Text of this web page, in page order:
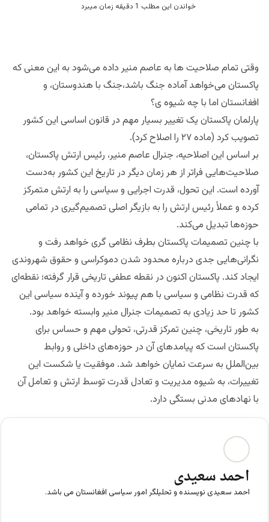
خواندن این مطلب 1 دقیقه زمان میبرد
وقتی تمام صلاحیت ها به عاصم منیر داده می‌شود به این معنی که
پاکستان می‌خواهد آماده جنگ باشد،جنگ با هندوستان، و
افغانستان اما با چه شیوه ی؟
پارلمان پاکستان یک تغییر بسیار مهم در قانون اساسی این کشور
تصویب کرد (ماده ۲۷ را اصلاح کرد).
بر اساس این اصلاحیه، جنرال عاصم منیر، رئیس ارتش پاکستان،
صلاحیت‌هایی فراتر از هر زمان دیگر در تاریخ این کشور به‌دست
آورده است. این تحول، قدرت اجرایی و سیاسی را به ارتش متمرکز
کرده و عملاً رئیس ارتش را به بازیگر اصلی تصمیم‌گیری در تمامی
حوزه‌ها تبدیل می‌کند.
با چنین تصمیمات پاکستان بطرف نظامی گری خواهد رفت و
نگرانی‌هایی جدی درباره محدود شدن دموکراسی و حقوق شهروندی
ایجاد کند. پاکستان اکنون در نقطه عطفی تاریخی قرار گرفته؛ نقطه‌ای
که قدرت نظامی و سیاسی با هم پیوند خورده و آینده سیاسی این
کشور تا حد زیادی به تصمیمات جنرال منیر وابسته خواهد بود.
به طور تاریخی، چنین تمرکز قدرتی، تحولی مهم و حساس برای
پاکستان است که پیامدهای آن در حوزه‌های داخلی و روابط
بین‌الملل به سرعت نمایان خواهد شد. موفقیت یا شکست این
تغییرات، به شیوه مدیریت و تعادل قدرت توسط ارتش و تعامل آن
با نهادهای مدنی بستگی دارد.
احمد سعیدی
احمد سعیدی نویسنده و تحلیلگر امور سیاسی افغانستان می باشد.